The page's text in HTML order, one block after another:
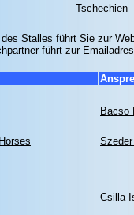
Tschechien
Stalles führt Sie zur
führt zur
Bacso
Csilla